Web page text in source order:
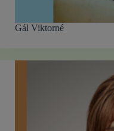
Gál Viktorné